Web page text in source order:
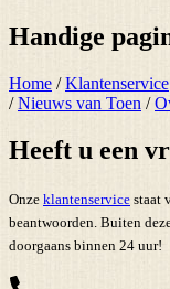
Handige
Home /Klantenservice
/Nieuws van Toen /
Heeft u een
Onze klantenservice staat
beantwoorden. Buiten
doorgaans binnen 24 uur!